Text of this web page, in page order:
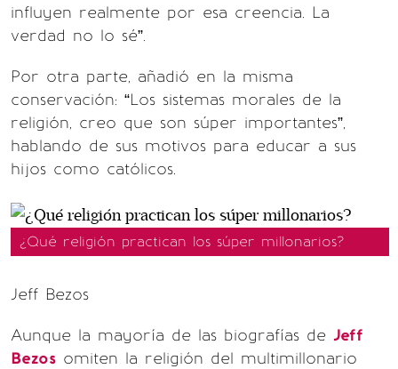
influyen realmente por esa creencia. La
verdad no lo sé”.
Por otra parte, añadió en la misma
conservación: “Los sistemas morales de la
religión, creo que son súper importantes”,
hablando de sus motivos para educar a sus
hijos como católicos.
¿Qué religión practican los súper millonarios?
Jeff Bezos
Aunque la mayoría de las biografías de Jeff
Bezos omiten la religión del multimillonario